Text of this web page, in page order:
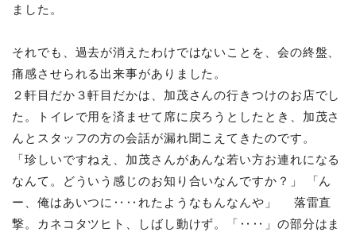
ました。
それでも、過去が消えたわけではないことを、会の終盤、
痛感させられる出来事がありました。
２軒目だか３軒目だかは、加茂さんの行きつけのお店でし
た。トイレで用を済ませて席に戻ろうとしたとき、加茂さ
んとスタッフの方の会話が漏れ聞こえてきたのです。
「珍しいですねえ、加茂さんがあんな若い方お連れになる
なんて。どういう感じのお知り合いなんですか？」 「ん
ー、俺はあいつに‥‥れたようなもんなんや」 落雷直
撃。カネコタツヒト、しばし動けず。「‥‥」の部分はま